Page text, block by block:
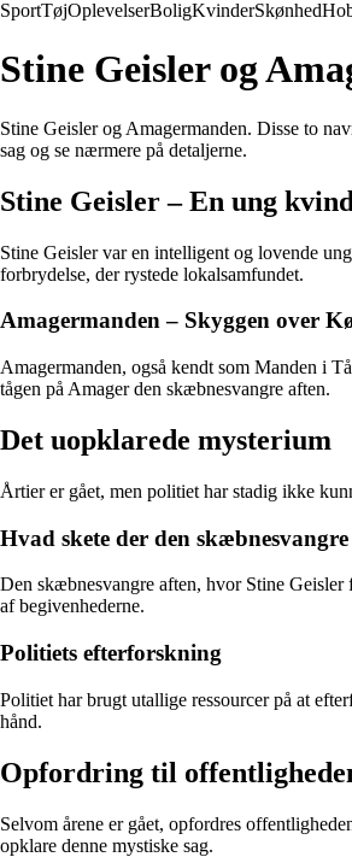
SportTøjOplevelserBoligKvinderSkønhed
Stine Geisler og
Stine Geisler og Amagermanden. Disse to
sag og se nærmere på detaljerne.
Stine Geisler – En ung
Stine Geisler var en intelligent og lovende
forbrydelse, der rystede lokalsamfundet.
Amagermanden – Skyggen over
Amagermanden, også kendt som Manden i
tågen på Amager den skæbnesvangre aften.
Det uopklarede mysterium
Årtier er gået, men politiet har stadig ikke
Hvad skete der den
Den skæbnesvangre aften, hvor Stine
af begivenhederne.
Politiets efterforskning
Politiet har brugt utallige ressourcer på at
hånd.
Opfordring til
Selvom årene er gået, opfordres
opklare denne mystiske sag.